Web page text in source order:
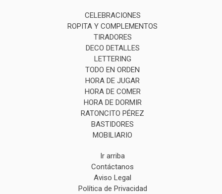
CELEBRACIONES
ROPITA Y COMPLEMENTOS
TIRADORES
DECO DETALLES
LETTERING
TODO EN ORDEN
HORA DE JUGAR
HORA DE COMER
HORA DE DORMIR
RATONCITO PÉREZ
BASTIDORES
MOBILIARIO
Ir arriba
Contáctanos
Aviso Legal
Política de Privacidad